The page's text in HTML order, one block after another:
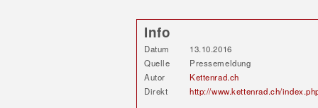
Info
Datum
13.10.2016
Quelle
Pressemeldung
Autor
Kettenrad.ch
Direkt
http://www.kettenrad.ch/